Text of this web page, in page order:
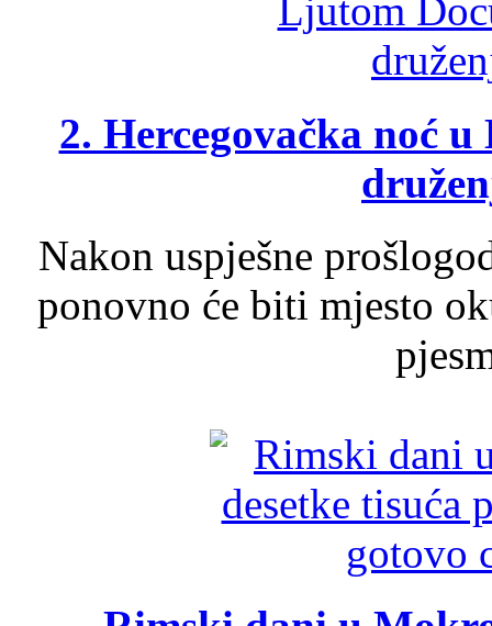
2. Hercegovačka noć
Nakon uspješne
ponovno će biti mjesto